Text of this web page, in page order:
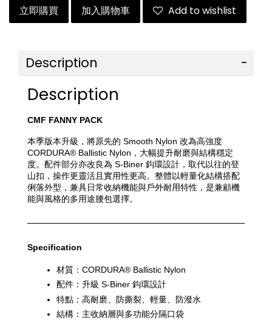
立即購買 加入購物車 Add to wishlist
Description
Description
CMF FANNY PACK
本季版本升級，將原先的 Smooth Nylon 改為高強度
CORDURA® Ballistic Nylon，大幅提升耐磨與結構穩定
度。配件部分亦改良為 S-Biner 鈎環設計，取代以往的登
山扣，操作更靈活且實用性更高。整體以輕量化結構搭配
俐落外型，兼具日常收納機能與戶外耐用特性，是兼顧機
能與風格的多用途腰包選擇。
Specification
材質：CORDURA® Ballistic Nylon
配件：升級 S-Biner 鈎環設計
特點：高耐磨、防撕裂、輕量、防潑水
結構：主收納層與多功能分隔口袋